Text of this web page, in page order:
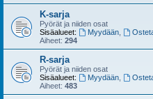
K-sarja
Pyörät ja niiden osat
Sisäalueet:
Myydään,
Aiheet: 294
R-sarja
Pyörät ja niiden osat
Sisäalueet:
Myydään,
Aiheet: 483